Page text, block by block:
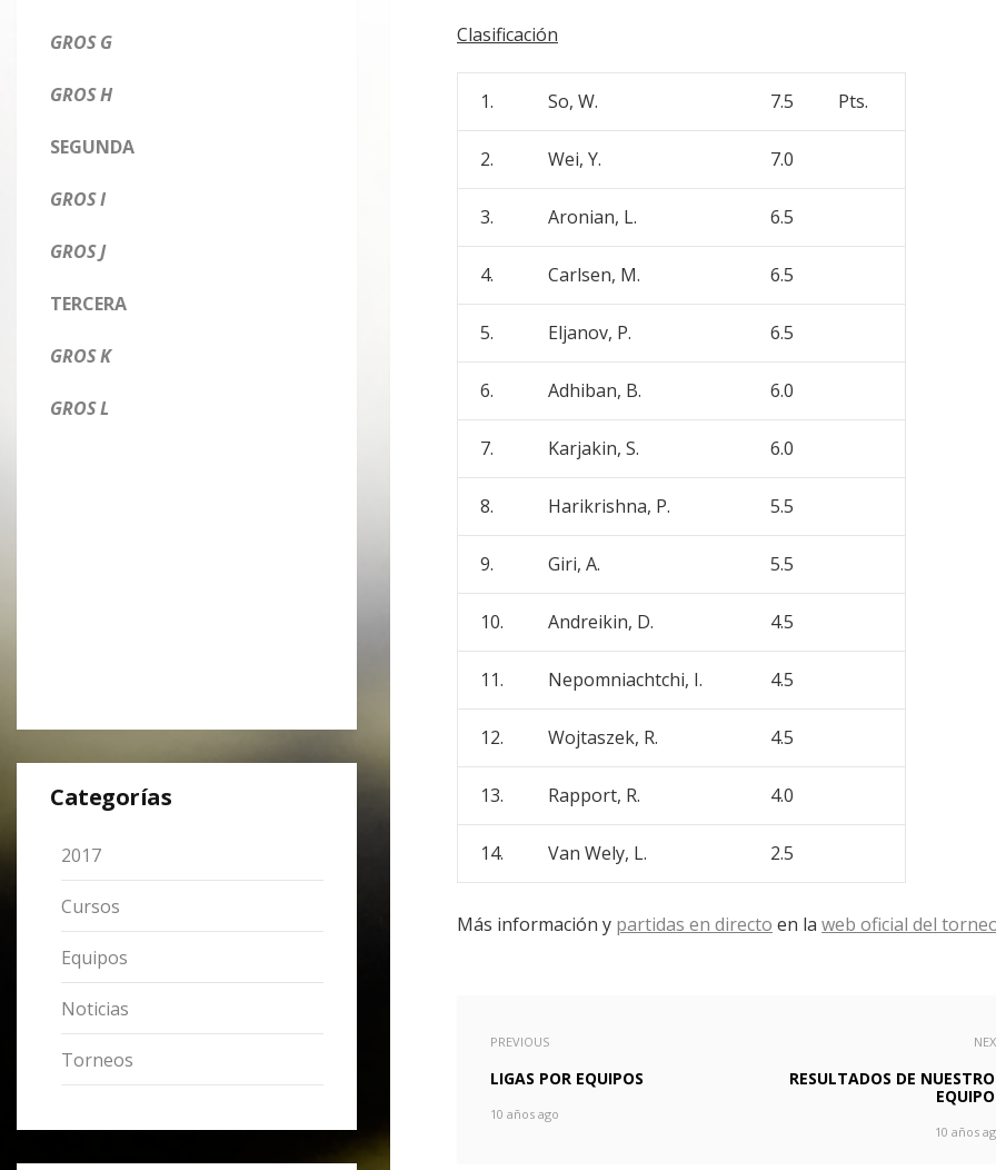
GROS G
GROS H
SEGUNDA
GROS I
GROS J
TERCERA
GROS K
GROS L
Categorías
2017
Cursos
Equipos
Noticias
Torneos
Clasificación
1. So, W. 7.5 Pts.
2. Wei, Y. 7.0
3. Aronian, L. 6.5
4. Carlsen, M. 6.5
5. Eljanov, P. 6.5
6. Adhiban, B. 6.0
7. Karjakin, S. 6.0
8. Harikrishna, P. 5.5
9. Giri, A. 5.5
10. Andreikin, D. 4.5
11. Nepomniachtchi, I. 4.5
12. Wojtaszek, R. 4.5
13. Rapport, R. 4.0
14. Van Wely, L. 2.5
Más información y partidas en directo en la web oficial del
PREVIOUS
LIGAS POR EQUIPOS
10 años ago
RESULTADOS DE
10 años